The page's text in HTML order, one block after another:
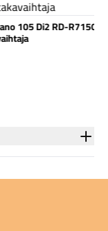
105 Di2 RD-R7150